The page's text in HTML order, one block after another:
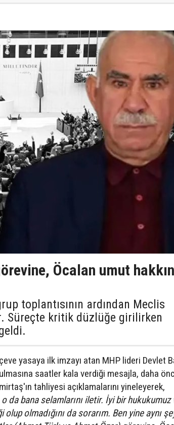
Öcalan umut
toplantısının ardından Meclis
Süreçte kritik düzlüğe girilirken
yasaya ilk imzayı atan MHP lideri Devlet
saatler kala verdiği mesajla, daha
tahliyesi açıklamalarını yineleyerek,
da bana selamlarını iletir. İyi bir hukukumuz
olmadığını da sorarım. Ben yine aynı